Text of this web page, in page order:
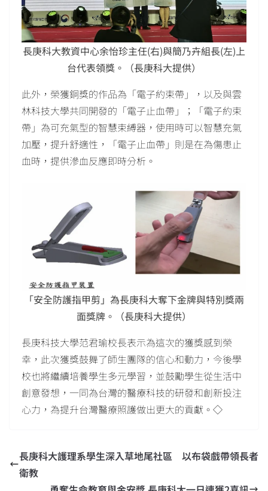
長庚科大教資中心余怡珍主任(右)與簡乃卉組長(左)上
台代表領獎。（長庚科大提供）
此外，榮獲銅獎的作品為「電子約束帶」，以及與雲
林科技大學共同開發的「電子止血帶」；「電子約束
帶」為可充氣型的智慧束縛器，使用時可以智慧充氣
加壓，提升舒適性，「電子止血帶」則是在為傷患止
血時，提供滲血反應即時分析。
「安全防護指甲剪」為長庚科大奪下金牌與特別獎兩
面獎牌。（長庚科大提供）
長庚科技大學范君瑜校長表示為這次的獲獎感到榮
幸，此次獲獎鼓舞了師生團隊的信心和動力，今後學
校也將繼續培養學生多元學習，並鼓勵學生從生活中
創意發想，一同為台灣的醫療科技的研發和創新投注
心力，為提升台灣醫療照護做出更大的貢獻。◇
長庚科大護理系學生深入草地尾社區 以布袋戲帶領長者
衛教